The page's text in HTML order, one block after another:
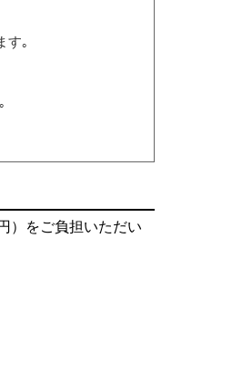
す｡
）をご負担いただい